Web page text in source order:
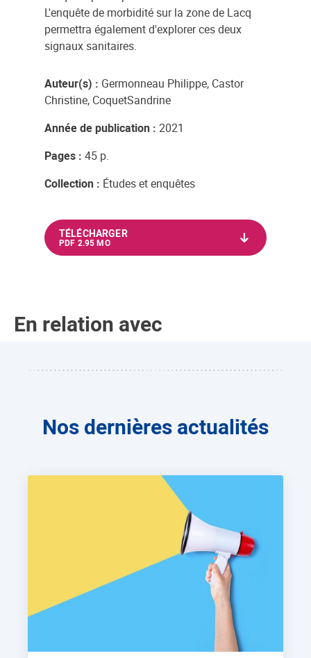
L'enquête de morbidité sur la zone de Lacq
permettra également d'explorer ces deux
signaux sanitaires.
Auteur(s) : Germonneau Philippe, Castor
Christine, CoquetSandrine
Année de publication : 2021
Pages : 45 p.
Collection : Études et enquêtes
TÉLÉCHARGER
PDF 2.95 MO
En relation avec
Nos dernières actualités